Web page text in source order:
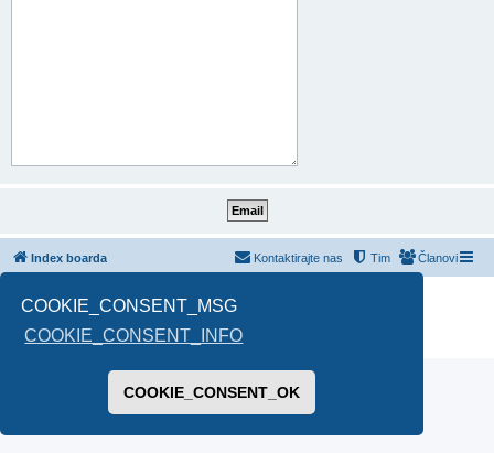
COOKIE_CONSENT_MSG
COOKIE_CONSENT_INFO
COOKIE_CONSENT_OK
Index boarda Članovi
Tim
Kontaktirajte nas
Pokreće ga phpBB ® Forum Software © phpBB Limited
Prevod -
PRIVACY_LINK